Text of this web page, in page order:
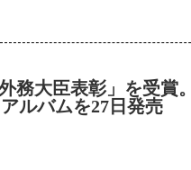
務大臣表彰」を受賞
ルバムを27日発売